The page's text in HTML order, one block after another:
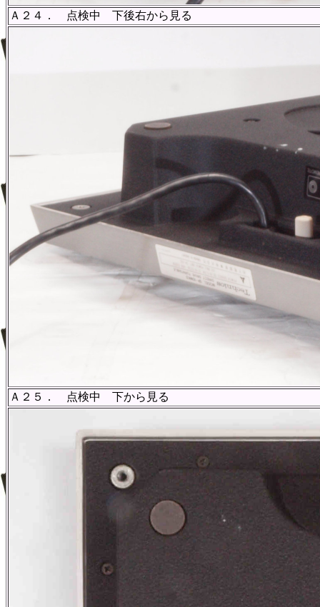
Ａ２４． 点検中 下後右から見る
Ａ２５． 点検中 下から見る